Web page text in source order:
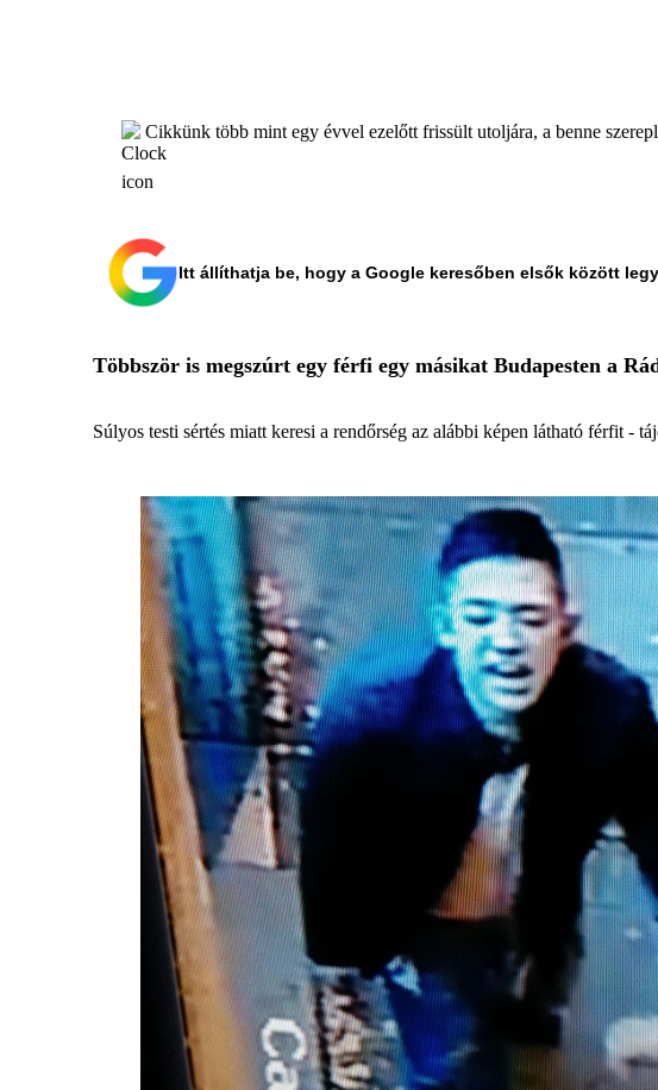
Cikkünk több mint egy évvel ezelőtt frissült utoljára, a benne
Itt állíthatja be, hogy a Google keresőben elsők között
Többször is megszúrt egy férfi egy másikat Budapesten a
Súlyos testi sértés miatt keresi a rendőrség az alábbi képen látható férfit -